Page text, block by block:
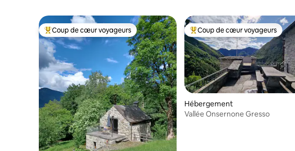
Coups de cœur voyageurs les plus appréciés
Coup de cœur voyageurs Coups de cœur voyageurs les
Coup de cœur voyageurs
Hébergement
Vallée Onsernone Gresso